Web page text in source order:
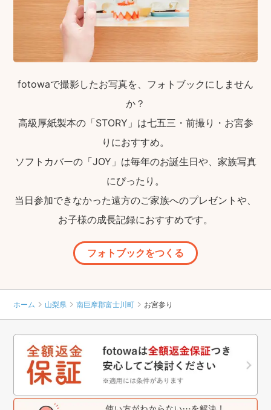
fotowaで撮影したお写真を、フォトブックにしません
か？
高級厚紙製本の「STORY」は七五三・前撮り・お宮参
りにおすすめ。
ソフトカバーの「JOY」は毎年のお誕生日や、家族写真
にぴったり。
当日参加できなかった遠方のご家族へのプレゼントや、
お子様の成長記録におすすめです。
フォトブックをつくる
ホーム 山梨県 南巨摩郡富士川町 お宮参り